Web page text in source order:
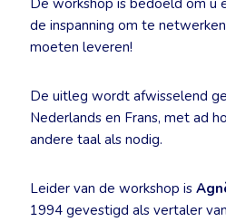
De workshop is bedoeld om u
de inspanning om te
moeten leveren!
De uitleg wordt afwisselend
Nederlands en Frans, met ad
andere taal als nodig.
Leider van de workshop is
1994 gevestigd als vertaler